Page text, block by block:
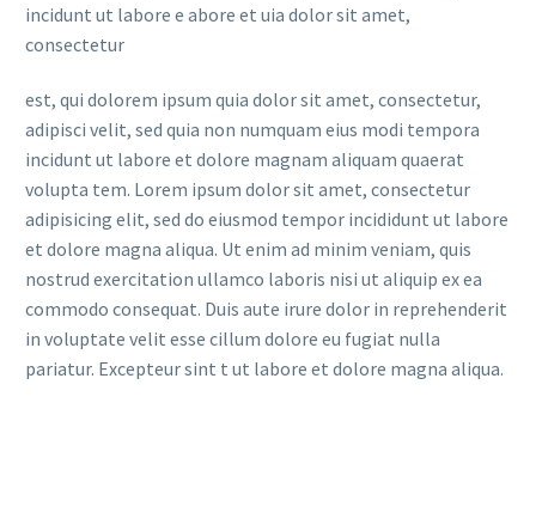
incidunt ut labore e abore et uia dolor sit amet,
consectetur
est, qui dolorem ipsum quia dolor sit amet, consectetur,
adipisci velit, sed quia non numquam eius modi tempora
incidunt ut labore et dolore magnam aliquam quaerat
volupta tem. Lorem ipsum dolor sit amet, consectetur
adipisicing elit, sed do eiusmod tempor incididunt ut labore
et dolore magna aliqua. Ut enim ad minim veniam, quis
nostrud exercitation ullamco laboris nisi ut aliquip ex ea
commodo consequat. Duis aute irure dolor in reprehenderit
in voluptate velit esse cillum dolore eu fugiat nulla
pariatur. Excepteur sint t ut labore et dolore magna aliqua.